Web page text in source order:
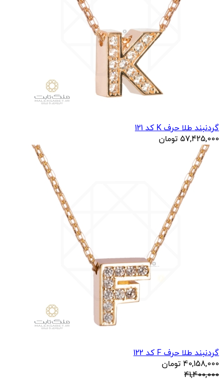
گردنبند طلا حرف K کد 121
57,425,000 تومان
گردنبند طلا حرف F کد 122
40,158,000 تومان
41,400,000